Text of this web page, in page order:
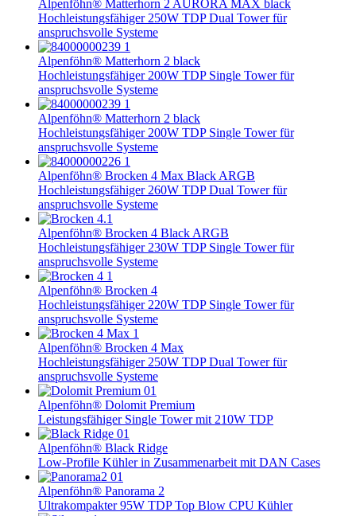
Alpenföhn® Matterhorn 2 AURORA MAX black
Hochleistungsfähiger 250W TDP Dual Tower für
anspruchsvolle Systeme
Alpenföhn® Matterhorn 2 black
Hochleistungsfähiger 200W TDP Single Tower für
anspruchsvolle Systeme
Alpenföhn® Matterhorn 2 black
Hochleistungsfähiger 200W TDP Single Tower für
anspruchsvolle Systeme
Alpenföhn® Brocken 4 Max Black ARGB
Hochleistungsfähiger 260W TDP Dual Tower für
anspruchsvolle Systeme
Alpenföhn® Brocken 4 Black ARGB
Hochleistungsfähiger 230W TDP Single Tower für
anspruchsvolle Systeme
Alpenföhn® Brocken 4
Hochleistungsfähiger 220W TDP Single Tower für
anspruchsvolle Systeme
Alpenföhn® Brocken 4 Max
Hochleistungsfähiger 250W TDP Dual Tower für
anspruchsvolle Systeme
Alpenföhn® Dolomit Premium
Leistungsfähiger Single Tower mit 210W TDP
Alpenföhn® Black Ridge
Low-Profile Kühler in Zusammenarbeit mit DAN Cases
Alpenföhn® Panorama 2
Ultrakompakter 95W TDP Top Blow CPU Kühler